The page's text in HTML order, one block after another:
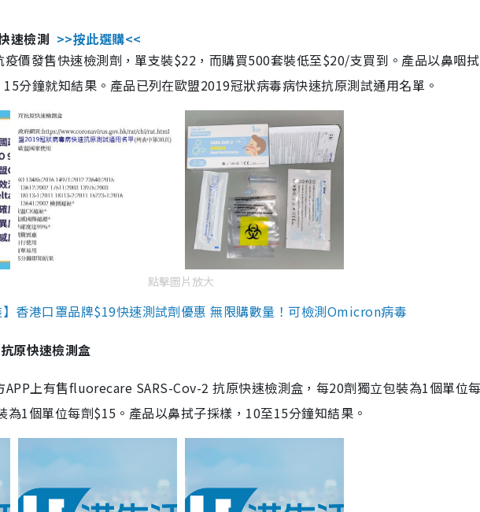
速檢測 >>按此選購<<
疫價發售快速檢測劑，單支裝$22，而購買500套裝低至$20/支買到。產品以鼻咽
分鐘就知結果。產品已列在歐盟2019冠狀病毒病快速抗原測試通用名單。
點擊圖片放大
香港口罩品牌$19快速測試劑優惠 無限購數量！可檢測Omicron病毒
原快速檢測盒
上有售fluorecare SARS-Cov-2 抗原快速檢測盒，每20劑獨立包裝為1個單位
1個單位每劑$15。產品以鼻拭子採樣，10至15分鐘知結果。